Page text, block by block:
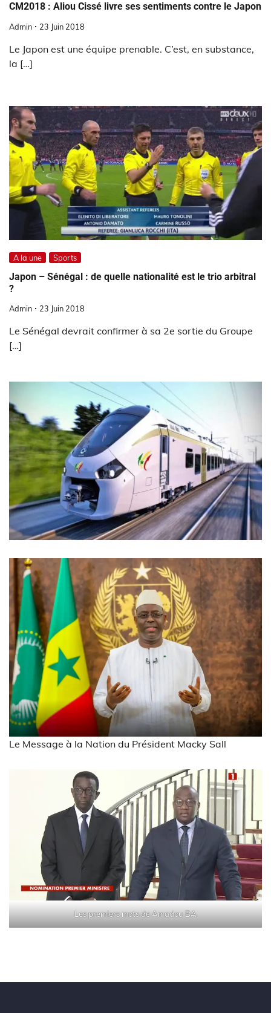
CM2018 : Aliou Cissé livre ses sentiments contre le Japon
Admin 23 Juin 2018
Le Japon est une équipe prenable. C’est, en substance,
la […]
A la une Sports
Japon – Sénégal : de quelle nationalité est le trio arbitral
?
Admin 23 Juin 2018
Le Sénégal devrait confirmer à sa 2e sortie du Groupe
[…]
Le Message à la Nation du Président Macky Sall
Les premiers mots de Amadou BA